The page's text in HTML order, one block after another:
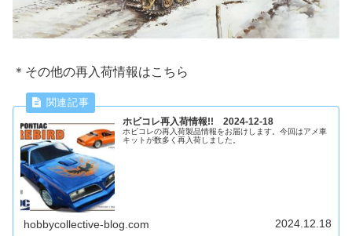
＊その他の再入荷情報はこちら
ホビコレ再入荷情報!! 2024-12-18
ホビコレの再入荷製品情報をお届けします。今回はアメ車
キットが数多く再入荷しました。
hobbycollective-blog.com 2024.12.18